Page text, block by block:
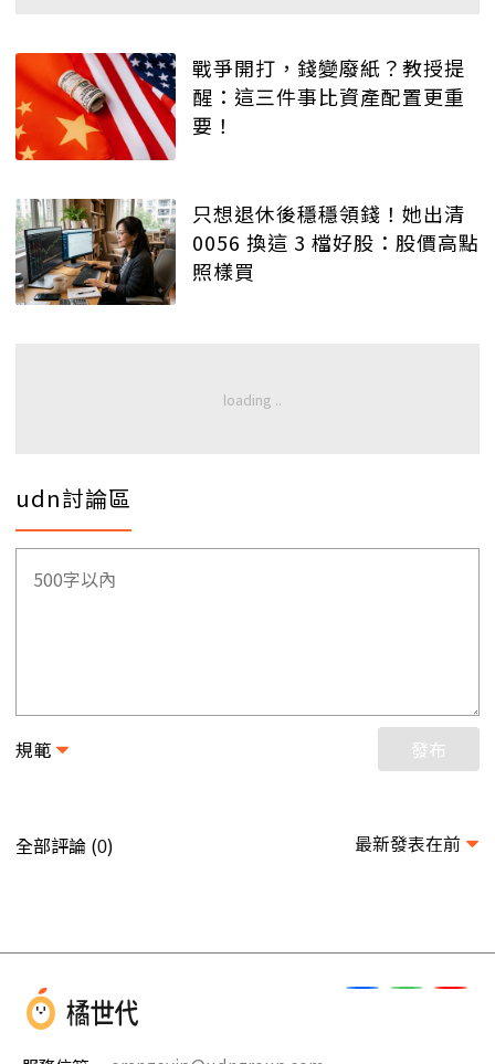
戰爭開打，錢變廢紙？教授提
醒：這三件事比資產配置更重
要！
只想退休後穩穩領錢！她出清
0056 換這 3 檔好股：股價高點
照樣買
udn討論區
規範 發布
全部評論 (0) 最新發表在前